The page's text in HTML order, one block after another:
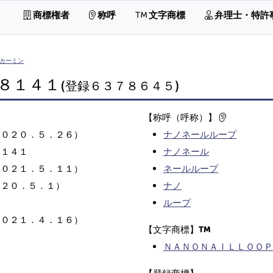
商標権者 称呼 文字商標 弁理士・特許
ーミン
１４１ (登録６３７８６４５)
２０．５．２６）
４１
２１．５．１１）
０．５．１）
２１．４．１６）
【称呼（呼称）】
ナノネールループ
ナノネール
ネールループ
ナノ
ループ
【文字商標】
ＮＡＮＯＮＡＩＬＬＯＯＰ